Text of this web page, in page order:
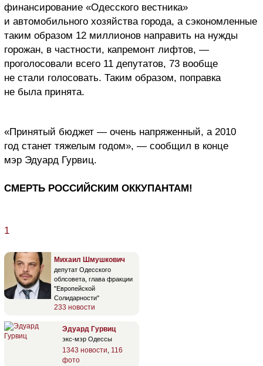
финансирование «Одесского вестника»
и автомобильного хозяйства города, а сэкономленные
таким образом 12 миллионов направить на нужды
горожан, в частности, капремонт лифтов, —
проголосовали всего 11 депутатов, 73 вообще
не стали голосовать. Таким образом, поправка
не была принята.
«Принятый бюджет — очень напряженный, а 2010
год станет тяжелым годом», — сообщил в конце
мэр Эдуард Гурвиц.
СМЕРТЬ РОССИЙСКИМ ОККУПАНТАМ!
1
Михаил Шмушкович
депутат Одесского
облсовета, глава фракции
"Европейской
Солидарности"
233 новости
Эдуард Гурвиц
экс-мэр Одессы
1343 новости, 116
фото